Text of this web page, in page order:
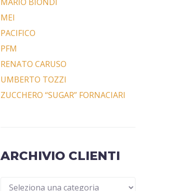
MEI
PACIFICO
PFM
RENATO CARUSO
UMBERTO TOZZI
ZUCCHERO “SUGAR” FORNACIARI
ARCHIVIO CLIENTI